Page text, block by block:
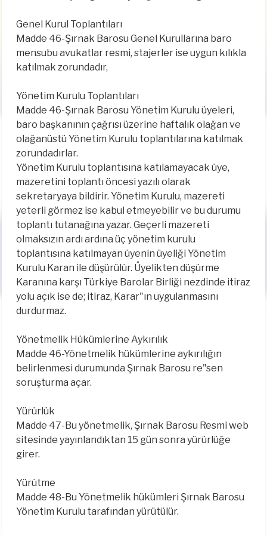
Genel Kurul Toplantıları
Madde 46-Şırnak Barosu Genel Kurullarına baro
mensubu avukatlar resmi, stajerler ise uygun kılıkla
katılmak zorundadır,
Yönetim Kurulu Toplantıları
Madde 46-Şırnak Barosu Yönetim Kurulu üyeleri,
baro başkanının çağrısı üzerine haftalık olağan ve
olağanüstü Yönetim Kurulu toplantılarına katılmak
zorundadırlar.
Yönetim Kurulu toplantısına katılamayacak üye,
mazeretini toplantı öncesi yazılı olarak
sekretaryaya bildirir. Yönetim Kurulu, mazereti
yeterli görmez ise kabul etmeyebilir ve bu durumu
toplantı tutanağına yazar. Geçerli mazereti
olmaksızın ardı ardına üç yönetim kurulu
toplantısına katılmayan üyenin üyeliği Yönetim
Kurulu Karan ile düşürülür. Üyelikten düşürme
Karanına karşı Türkiye Barolar Birliği nezdinde itiraz
yolu açık ise de; itiraz, Karar"ın uygulanmasını
durdurmaz.
Yönetmelik Hükümlerine Aykırılık
Madde 46-Yönetmelik hükümlerine aykırılığın
belirlenmesi durumunda Şırnak Barosu re"sen
soruşturma açar.
Yürürlük
Madde 47-Bu yönetmelik, Şırnak Barosu Resmi web
sitesinde yayınlandıktan 15 gün sonra yürürlüğe
girer.
Yürütme
Madde 48-Bu Yönetmelik hükümleri Şırnak Barosu
Yönetim Kurulu tarafından yürütülür.